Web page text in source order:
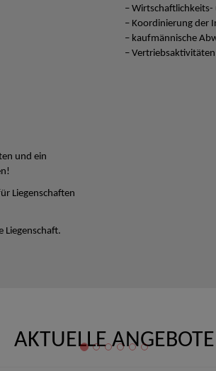
–
– Koordinierung der
– kaufmännische
– Vertriebsaktivitäten
und ein
Liegenschaften
Liegenschaft.
AKTUELLE ANGEBOTE